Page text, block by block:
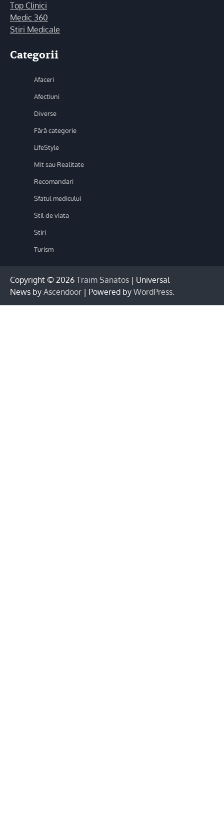
Top Clinici
Medic 360
Stiri Medicale
Categorii
Afaceri
Afectiuni
Diverse
Fără categorie
LifeStyle
Mit sau Realitate
Recomandari
Sfatul medicului
Stil de viata
Stiri
Turism
Copyright © 2026 Traim Sanatos | Universal
News by Ascendoor | Powered by WordPress.